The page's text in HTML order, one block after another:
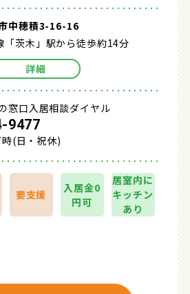
中穂積3-16-16
「茨木」駅から徒歩約14分
詳細
窓口入居相談ダイヤル
9477
(日・祝休)
要支援
入居金0
円可
居室内に
キッチン
あり